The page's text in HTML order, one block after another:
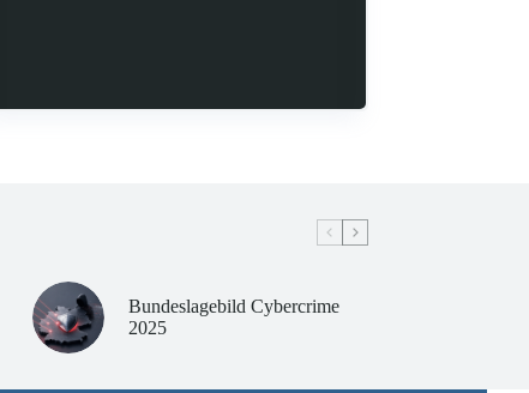
Bundeslagebild Cybercrime
2025